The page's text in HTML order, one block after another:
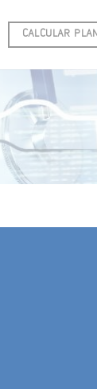
CALCULAR